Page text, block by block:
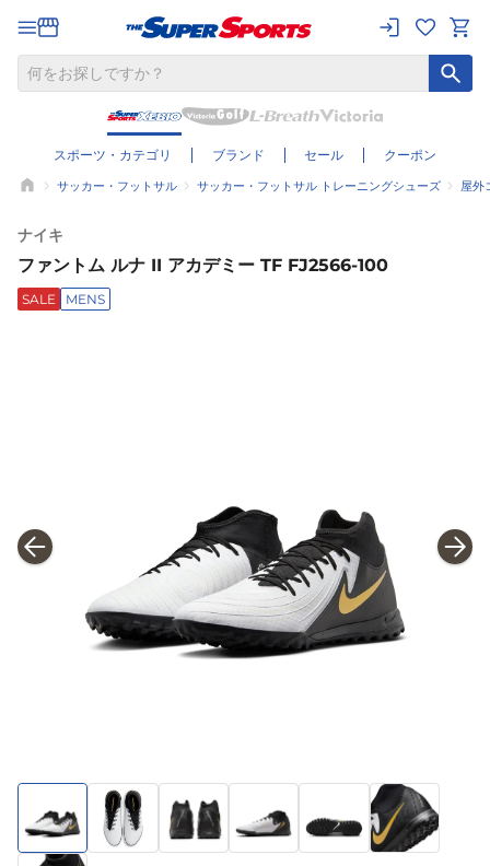
スポーツ・カテゴリ ブランド セール クーポン
サッカー・フットサル サッカー・フットサル トレーニングシューズ 屋外
ナイキ
ファントム ルナ II アカデミー TF FJ2566-100
SALE MENS